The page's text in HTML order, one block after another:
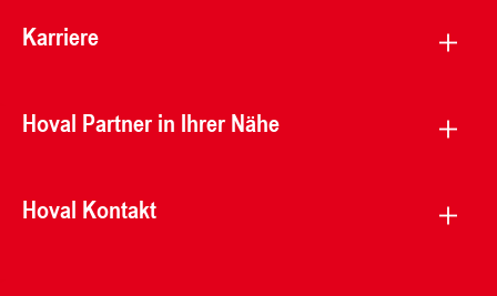
Karriere
Hoval Partner in Ihrer Nähe
Hoval Kontakt